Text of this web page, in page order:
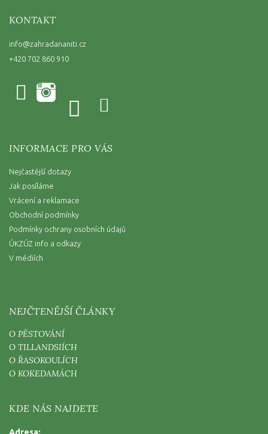
KONTAKT
info@zahradananiti.cz
+420 702 860 910
INFORMACE PRO VÁS
Nejčastější dotazy
Jak posíláme
Vrácení a reklamace
Obchodní podmínky
Podmínky ochrany osobních údajů
ÚKZÚZ info a odkazy
V médiích
NEJČTENĚJŠÍ ČLÁNKY
O PĚSTOVÁNÍ
O TILLANDSIÍCH
O ŘASOKOULÍCH
O KOKEDAMÁCH
KDE NÁS NAJDETE